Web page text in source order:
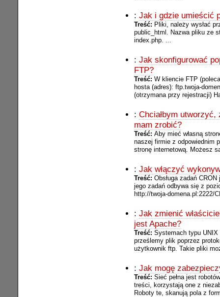
: Jak i gdzie umieścić
Treść: Pliki, należy wysłać
public_html. Nazwa pliku ze
index.php. ...
: Jak skonfigurować
FTP?
Treść: W kliencie FTP
hosta (adres): ftp.twoja-
(otrzymana przy rejestracji)
: Chciałbym
mam zrobić?
Treść: Aby mieć własną
naszej firmie z odpowiednim
stronę internetową. Możesz
: Jak włączyć
Treść: Obsługa zadań
jego zadań odbywa się z
http://twoja-domena.pl:2222/
: Jak zmienić
jest Apache?
Treść: Systemach typu UNIX
prześlemy plik poprzez
użytkownik ftp. Takie pliki
: Jak mogę
Treść: Sieć pełna jest
treści, korzystają one z
Roboty te, skanują pola z